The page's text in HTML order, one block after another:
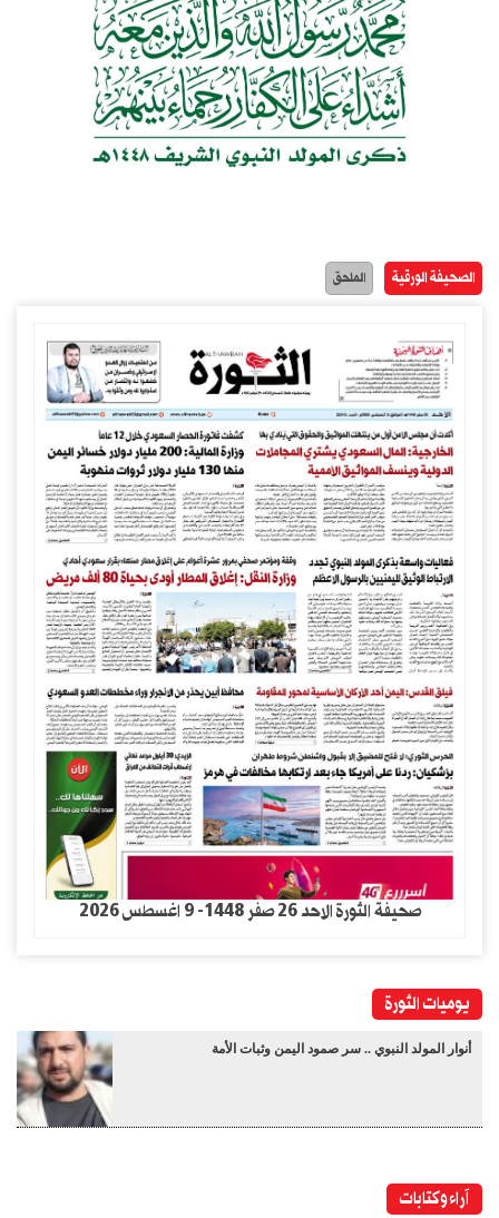
الصحيفة الورقية الملحق
صحيفة الثورة الاحد 26 صفر 1448- 9 اغسطس 2026
يوميات الثورة
أنوار المولد النبوي .. سر صمود اليمن وثبات الأمة
آراء وكتابات